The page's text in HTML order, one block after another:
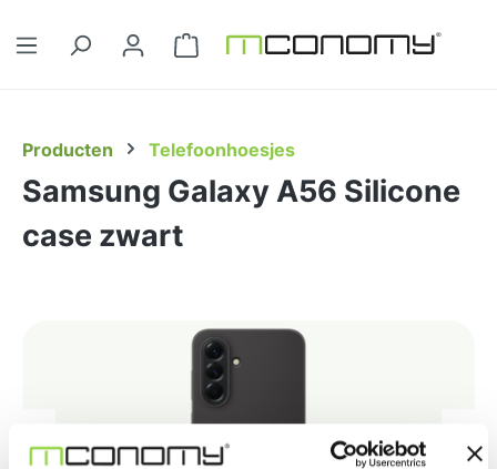
Winkelwagentje bevat 0 artikelen.
Producten Telefoonhoesjes
Samsung Galaxy A56 Silicone
case zwart